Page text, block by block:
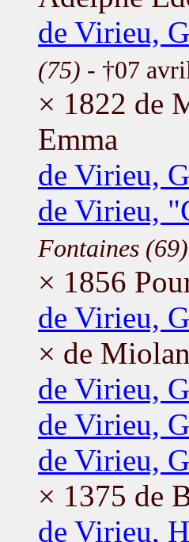
de Virieu,
(75) - †07
× 1822 de
Emma
de Virieu,
de Virieu,
Fontaines (69)
× 1856
de Virieu,
× de
de Virieu,
de Virieu,
de Virieu,
× 1375 de
de Virieu,